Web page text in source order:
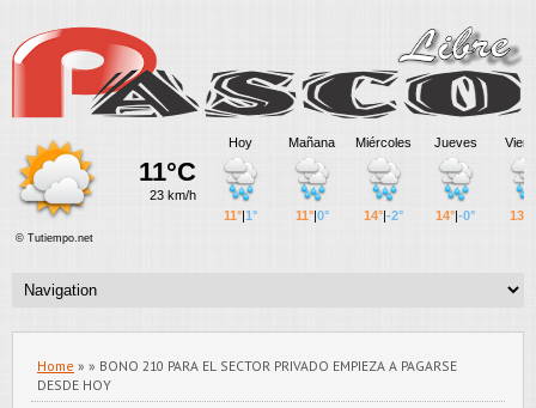
Home » » BONO 210 PARA EL SECTOR PRIVADO EMPIEZA A PAGARSE
DESDE HOY